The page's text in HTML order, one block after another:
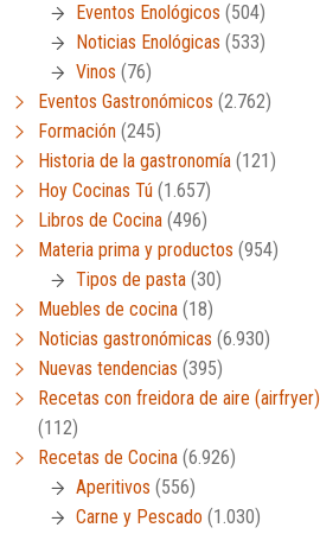
Eventos Enológicos (504)
Noticias Enológicas (533)
Vinos (76)
Eventos Gastronómicos (2.762)
Formación (245)
Historia de la gastronomía (121)
Hoy Cocinas Tú (1.657)
Libros de Cocina (496)
Materia prima y productos (954)
Tipos de pasta (30)
Muebles de cocina (18)
Noticias gastronómicas (6.930)
Nuevas tendencias (395)
Recetas con freidora de aire (airfryer)
(112)
Recetas de Cocina (6.926)
Aperitivos (556)
Carne y Pescado (1.030)